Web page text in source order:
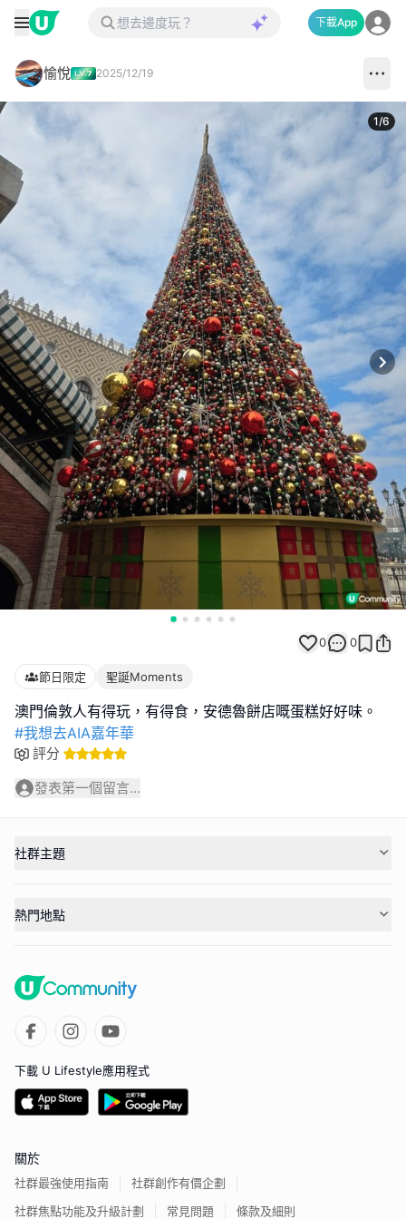
下載App
愉悅 2025/12/19
1/6
0 0
節日限定 聖誕Moments
#我想去AIA嘉年華
評分
發表第一個留言...
社群主題
熱門地點
下載 U Lifestyle應用程式
關於
社群最強使用指南
社群創作有價企劃
社群焦點功能及升級計劃
常見問題 條款及細則